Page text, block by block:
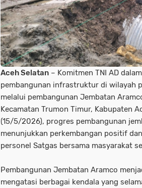
Aceh Selatan – Komitmen TNI AD
pembangunan infrastruktur di wilayah
melalui pembangunan Jembatan
Kecamatan Trumon Timur, Kabupaten
(15/5/2026), progres pembangunan
menunjukkan perkembangan positif
personel Satgas bersama masyarakat
Pembangunan Jembatan Aramco
mengatasi berbagai kendala yang